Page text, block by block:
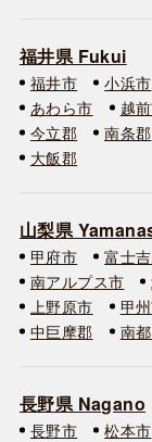
福井県 Fukui
福井市 小浜市
あわら市
越
今立郡
南条郡
大飯郡
山梨県
甲府市 富士
南アルプス市
上野原市
甲
中巨摩郡
南
長野県 Nagano
長野市 松本市